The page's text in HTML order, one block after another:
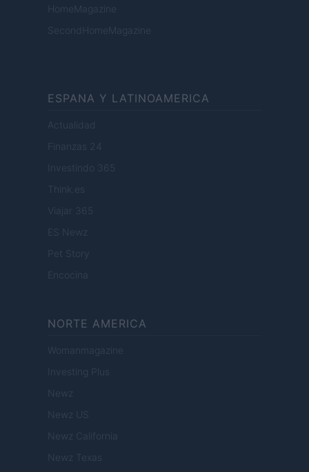
HomeMagazine
SecondHomeMagazine
ESPANA Y LATINOAMERICA
Actualidad
Finanzas 24
Investindo 365
Think.es
Viajar 365
ES Newz
Pet Story
Encocina
NORTE AMERICA
Womanmagazine
Investing Plus
Newz
Newz US
Newz California
Newz Texas